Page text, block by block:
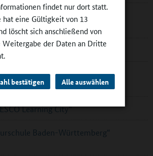
findet nur dort statt.
hat eine Gültigkeit von 13
löscht sich anschließend von
Weitergabe der Daten an Dritte
bestätigen Alle auswählen
Teller“ für Schulessen in Bad
im DLR_School_Lab
schöne Räume und ein
Learning City“
Baden-Württemberg“